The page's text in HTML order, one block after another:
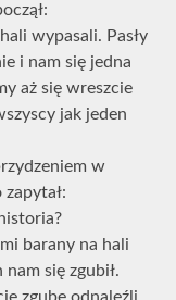
wypasali. Pasły
i nam się jedna
aż się wreszcie
jak jeden
w
barany na hali
się zgubił.